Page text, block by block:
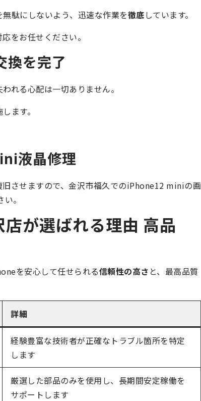
駄にしないよう、迅速な作業を徹底しています。
をお任せください。
換を完了
れる心配は一切ありません。
ます。
液晶修理
させますので、金沢市福久でのiPhone12 miniの画
。
が選ばれる理由 高品
を安心して任せられる信頼性の高さ と、最高品質
詳細
経験豊富な技術者が正確なトラブル箇所を特定
します
厳選した部品のみを使用し、長期間安定稼働を
サポートします